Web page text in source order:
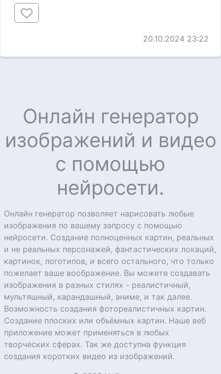
20.10.2024 23:22
Онлайн генератор
изображений и видео
с помощью
нейросети.
Онлайн генератор позволяет нарисовать любые
изображения по вашему запросу с помощью
нейросети. Создание полноценных картин, реальных
и не реальных персонажей, фантастических локаций,
картинок, логотипов, и всего остального, что только
пожелает ваше воображение. Вы можете создавать
изображения в разных стилях - реалистичный,
мультяшный, карандашный, аниме, и так далее.
Возможность создания фотореалистичных картин.
Создание плоских или объёмных картин. Наше веб
приложение может применяться в любых
творческих сферах. Так же доступна функция
создания коротких видео из изображений.